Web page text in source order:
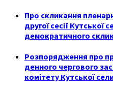
Про скликання
другої сесії Кутської
демократичного
Розпорядження про
денного чергового
комітету Кутської